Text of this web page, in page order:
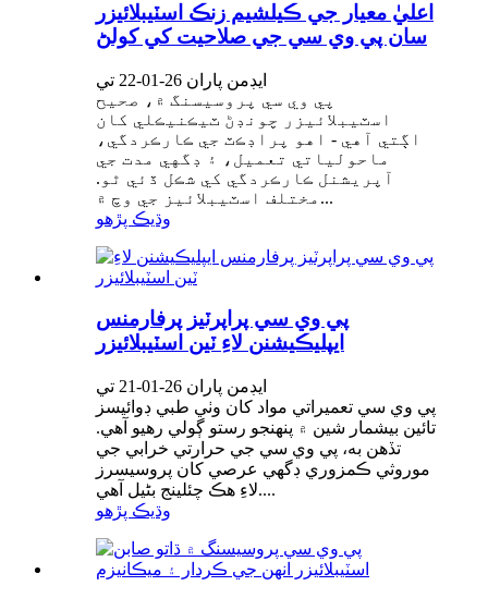
اعليٰ معيار جي ڪيلشيم زنڪ اسٽيبلائيزر
سان پي وي سي جي صلاحيت کي کولڻ
ايڊمن پاران 26-01-22 تي
پي وي سي پروسيسنگ ۾، صحيح
اسٽيبلائيزر چونڊڻ ٽيڪنيڪلي کان
اڳتي آهي - اهو پراڊڪٽ جي ڪارڪردگي،
ماحولياتي تعميل، ۽ ڊگهي مدت جي
آپريشنل ڪارڪردگي کي شڪل ڏئي ٿو.
مختلف اسٽيبلائيز جي وچ ۾...
وڌيڪ پڙهو
پي وي سي پراپرٽيز پرفارمنس
ايپليڪيشنن لاءِ ٽين اسٽيبلائيزر
ايڊمن پاران 26-01-21 تي
پي وي سي تعميراتي مواد کان وٺي طبي ڊوائيسز
تائين بيشمار شين ۾ پنهنجو رستو ڳولي رهيو آهي.
تڏهن به، پي وي سي جي حرارتي خرابي جي
موروثي ڪمزوري ڊگهي عرصي کان پروسيسرز
لاءِ هڪ چئلينج بڻيل آهي....
وڌيڪ پڙهو